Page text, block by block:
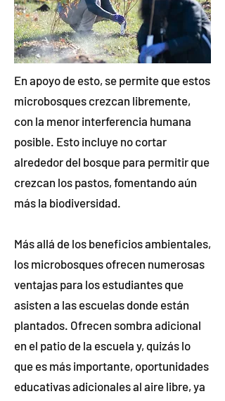
En apoyo de esto, se permite que estos
microbosques crezcan libremente,
con la menor interferencia humana
posible. Esto incluye no cortar
alrededor del bosque para permitir que
crezcan los pastos, fomentando aún
más la biodiversidad.
Más allá de los beneficios ambientales,
los microbosques ofrecen numerosas
ventajas para los estudiantes que
asisten a las escuelas donde están
plantados. Ofrecen sombra adicional
en el patio de la escuela y, quizás lo
que es más importante, oportunidades
educativas adicionales al aire libre, ya